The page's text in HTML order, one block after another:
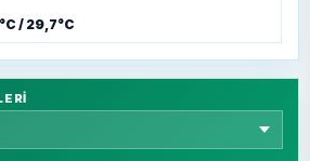
/ 29,7°C